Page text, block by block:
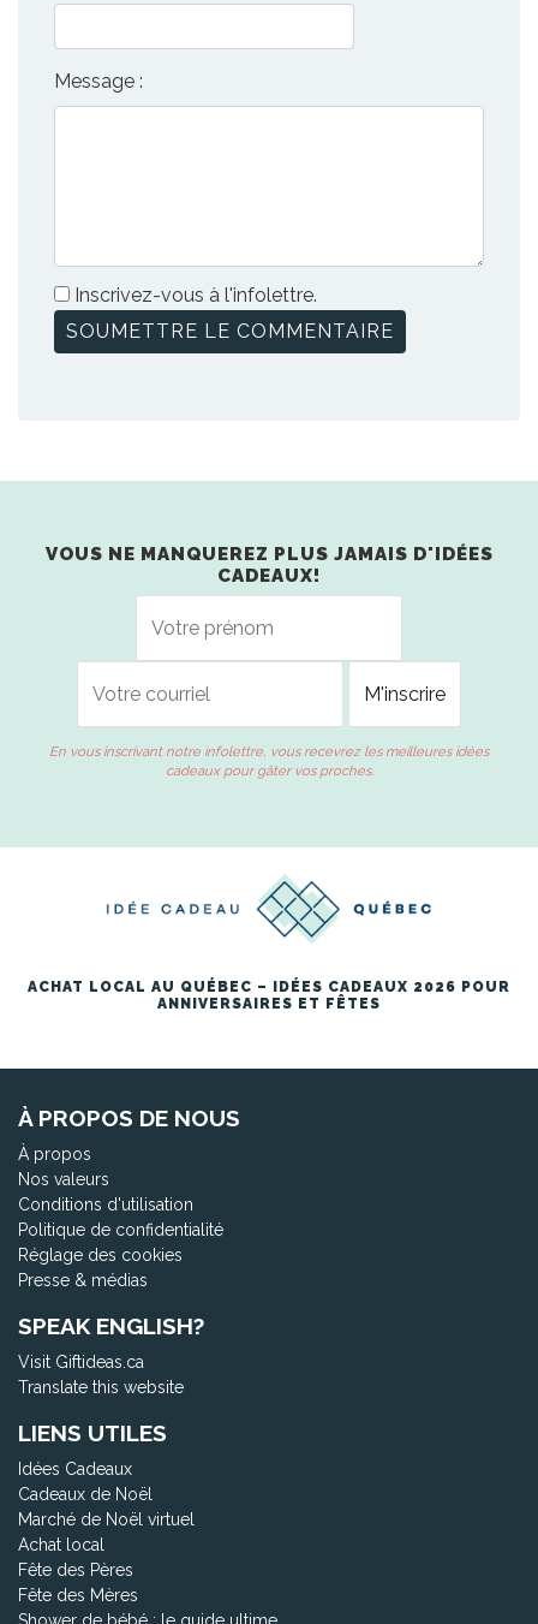
Message :
Inscrivez-vous à l'infolettre.
VOUS NE MANQUEREZ PLUS JAMAIS D'IDÉES
CADEAUX!
En vous inscrivant notre infolettre, vous recevrez les meilleures idées
cadeaux pour gâter vos proches.
ACHAT LOCAL AU QUÉBEC – IDÉES CADEAUX 2026 POUR
ANNIVERSAIRES ET FÊTES
À PROPOS DE NOUS
À propos
Nos valeurs
Conditions d'utilisation
Politique de confidentialité
Réglage des cookies
Presse & médias
SPEAK ENGLISH?
Visit Giftideas.ca
Translate this website
LIENS UTILES
Idées Cadeaux
Cadeaux de Noël
Marché de Noël virtuel
Achat local
Fête des Pères
Fête des Mères